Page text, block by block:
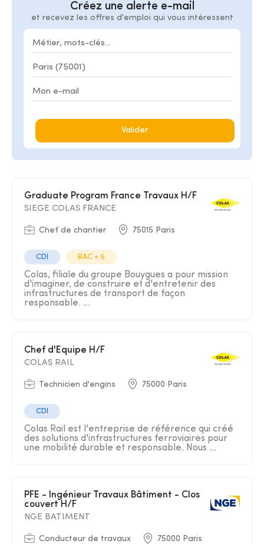
Créez une alerte e-mail
et recevez les offres d'emploi qui vous intéressent
Valider
Graduate Program France Travaux H/F
SIEGE COLAS FRANCE
Chef de chantier 75015 Paris
CDI BAC + 5
Colas, filiale du groupe Bouygues a pour mission
d'imaginer, de construire et d'entretenir des
infrastructures de transport de façon
responsable. ...
Chef d'Equipe H/F
COLAS RAIL
Technicien d'engins 75000 Paris
CDI
Colas Rail est l'entreprise de référence qui créé
des solutions d'infrastructures ferroviaires pour
une mobilité durable et responsable. Nous ...
PFE - Ingénieur Travaux Bâtiment - Clos
couvert H/F
NGE BATIMENT
Conducteur de travaux 75000 Paris